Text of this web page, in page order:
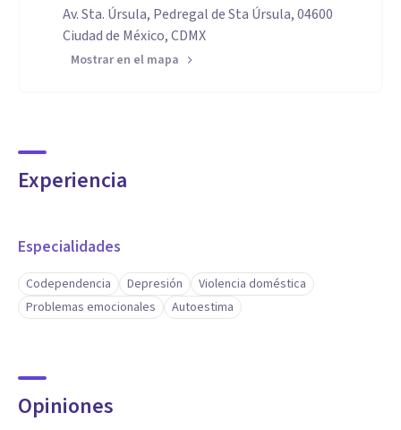
Av. Sta. Úrsula, Pedregal de Sta Úrsula, 04600
Ciudad de México, CDMX
Mostrar en el mapa
Experiencia
Especialidades
Codependencia Depresión
Violencia doméstica
Problemas emocionales
Autoestima
Opiniones